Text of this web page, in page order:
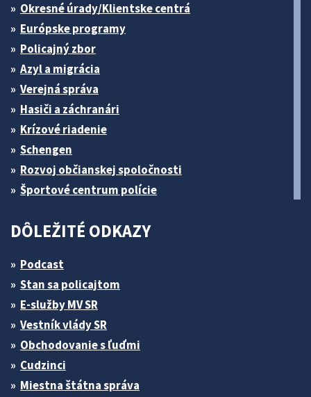
Okresné úrady/Klientske centrá
Európske programy
Policajný zbor
Azyl a migrácia
Verejná správa
Hasiči a záchranári
Krízové riadenie
Schengen
Rozvoj občianskej spoločnosti
Športové centrum polície
DÔLEŽITÉ ODKAZY
Podcast
Stan sa policajtom
E-služby MV SR
Vestník vlády SR
Obchodovanie s ľuďmi
Cudzinci
Miestna štátna správa